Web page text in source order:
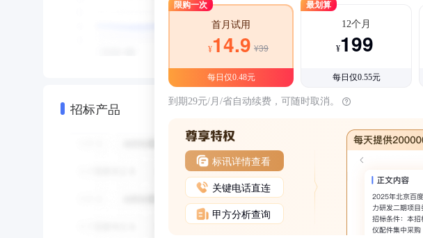
招标产品
限购一次
首月试用
¥14.9 ¥39
每日仅0.48元
最划算
12个月
¥199
每日仅0.55元
到期29元/月/省自动续费，可随时取消。
标讯详情查看
关键电话直连
甲方分析查询